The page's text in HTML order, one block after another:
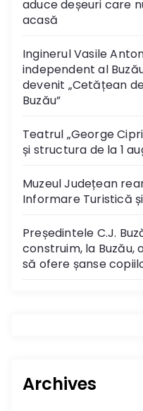
aduce deșeuri care
acasă
Inginerul Vasile
independent al
devenit „Cetățean
Buzău”
Teatrul „George
și structura de la 1
Muzeul Județean
Informare Turistică
Președintele C.J.
construim, la
să ofere șanse
Archives